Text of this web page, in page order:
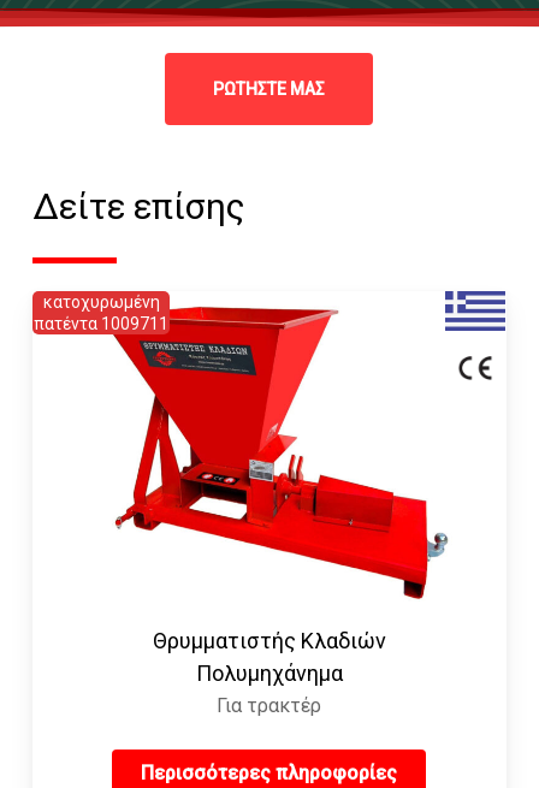
ΡΩΤΗΣΤΕ ΜΑΣ
Δείτε επίσης
κατοχυρωμένη
πατέντα 1009711
Θρυμματιστής Κλαδιών
Πολυμηχάνημα
Για τρακτέρ
Περισσότερες πληροφορίες